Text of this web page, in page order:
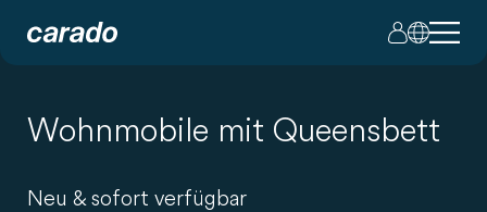
Wohnmobile mit Queensbett
Neu & sofort verfügbar